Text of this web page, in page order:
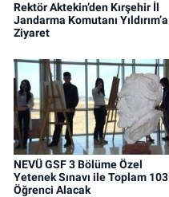
Rektör Aktekin’den Kırşehir İl
Jandarma Komutanı Yıldırım’a
Ziyaret
NEVÜ GSF 3 Bölüme Özel
Yetenek Sınavı ile Toplam 103
Öğrenci Alacak